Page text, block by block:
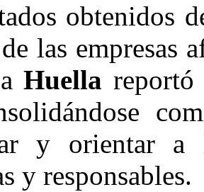
obtenidos
las empresas
Huella
y orientar a
y responsables.